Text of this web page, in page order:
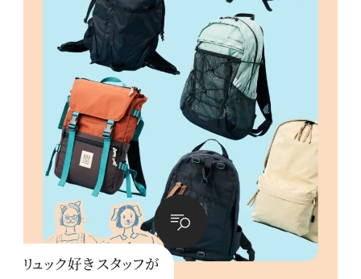
リュック好きスタッフが